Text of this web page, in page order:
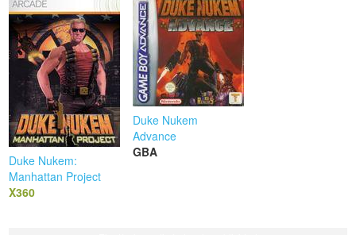
Duke Nukem:
Manhattan Project
X360
Duke Nukem
Advance
GBA